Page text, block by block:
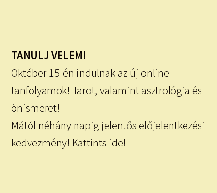
TANULJ VELEM!
Október 15-én indulnak az új online
tanfolyamok! Tarot, valamint asztrológia és
önismeret!
Mától néhány napig jelentős előjelentkezési
kedvezmény! Kattints ide!